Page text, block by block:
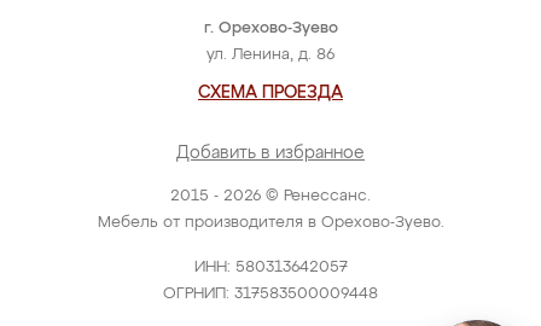
2015 - 2026 © Ренессанс.
Мебель от производителя в Орехово-Зуево.
ИНН: 580313642057
ОГРНИП: 317583500009448
г. Орехово-Зуево
ул. Ленина, д. 86
СХЕМА ПРОЕЗДА
Добавить в избранное